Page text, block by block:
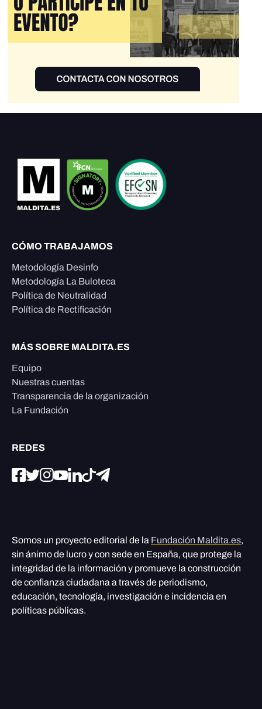
CÓMO TRABAJAMOS
Metodología Desinfo
Metodología La Buloteca
Política de Neutralidad
Política de Rectificación
MÁS SOBRE MALDITA.ES
Equipo
Nuestras cuentas
Transparencia de la organización
La Fundación
REDES
Somos un proyecto editorial de la Fundación Maldita.es,
sin ánimo de lucro y con sede en España, que protege la
integridad de la información y promueve la construcción
de confianza ciudadana a través de periodismo,
educación, tecnología, investigación e incidencia en
políticas públicas.